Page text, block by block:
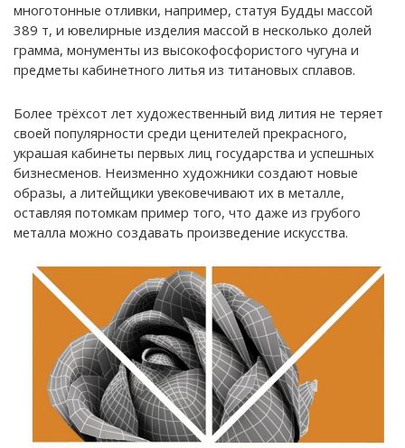
многотонные отливки, например, статуя Будды массой
389 т, и ювелирные изделия массой в несколько долей
грамма, монументы из высокофосфористого чугуна и
предметы кабинетного литья из титановых сплавов.
Более трёхсот лет художественный вид лития не теряет
своей популярности среди ценителей прекрасного,
украшая кабинеты первых лиц государства и успешных
бизнесменов. Неизменно художники создают новые
образы, а литейщики увековечивают их в металле,
оставляя потомкам пример того, что даже из грубого
металла можно создавать произведение искусства.